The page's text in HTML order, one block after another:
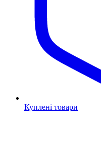
Куплені товари